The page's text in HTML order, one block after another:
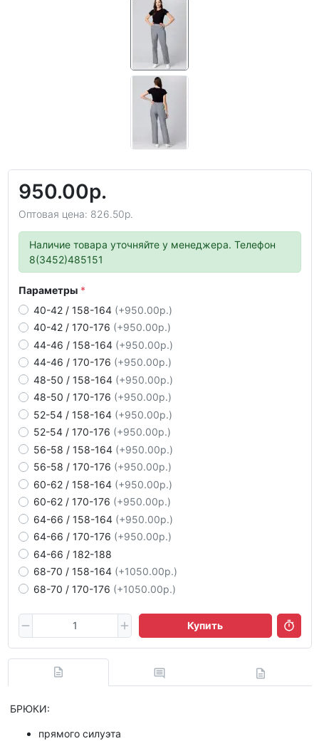
950.00р.
Оптовая цена: 826.50р.
Наличие товара уточняйте у менеджера. Телефон
8(3452)485151
Параметры
40-42 / 158-164 (+950.00р.)
40-42 / 170-176 (+950.00р.)
44-46 / 158-164 (+950.00р.)
44-46 / 170-176 (+950.00р.)
48-50 / 158-164 (+950.00р.)
48-50 / 170-176 (+950.00р.)
52-54 / 158-164 (+950.00р.)
52-54 / 170-176 (+950.00р.)
56-58 / 158-164 (+950.00р.)
56-58 / 170-176 (+950.00р.)
60-62 / 158-164 (+950.00р.)
60-62 / 170-176 (+950.00р.)
64-66 / 158-164 (+950.00р.)
64-66 / 170-176 (+950.00р.)
64-66 / 182-188
68-70 / 158-164 (+1050.00р.)
68-70 / 170-176 (+1050.00р.)
Купить
БРЮКИ:
прямого силуэта